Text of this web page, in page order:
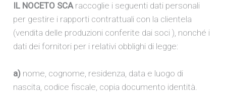
IL NOCETO SCAraccoglie i seguenti dati personali
per gestire i rapporti contrattuali con la clientela
(vendita delle produzioni conferite dai soci ), nonché i
dati dei fornitori per i relativi obblighi di legge:
a) nome, cognome, residenza, data e luogo di
nascita, codice fiscale, copia documento identità.